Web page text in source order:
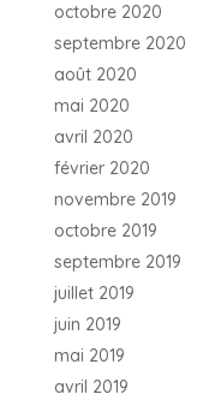
octobre 2020
septembre 2020
août 2020
mai 2020
avril 2020
février 2020
novembre 2019
octobre 2019
septembre 2019
juillet 2019
juin 2019
mai 2019
avril 2019